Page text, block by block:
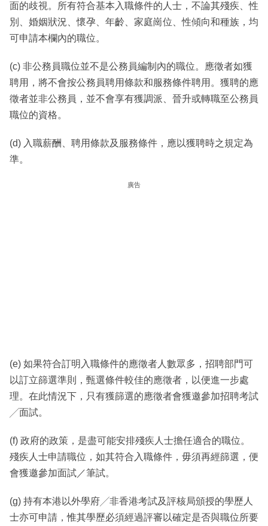
面的歧視。所有符合基本入職條件的人士，不論其殘疾、性
別、婚姻狀況、懷孕、年齡、家庭崗位、性傾向和種族，均
可申請本欄內的職位。
(c) 非公務員職位並不是公務員編制內的職位。應徵者如獲
聘用，將不會按公務員聘用條款和服務條件聘用。獲聘的應
徵者並非公務員，並不會享有獲調派、晉升或轉職至公務員
職位的資格。
(d) 入職薪酬、聘用條款及服務條件，應以獲聘時之規定為
準。
廣告
(e) 如果符合訂明入職條件的應徵者人數眾多，招聘部門可
以訂立篩選準則，甄選條件較佳的應徵者，以便進一步處
理。在此情況下，只有獲篩選的應徵者會獲邀參加招聘考試
╱面試。
(f) 政府的政策，是盡可能安排殘疾人士擔任適合的職位。
殘疾人士申請職位，如其符合入職條件，毋須再經篩選，便
會獲邀參加面試／筆試。
(g) 持有本港以外學府╱非香港考試及評核局頒授的學歷人
士亦可申請，惟其學歷必須經過評審以確定是否與職位所要